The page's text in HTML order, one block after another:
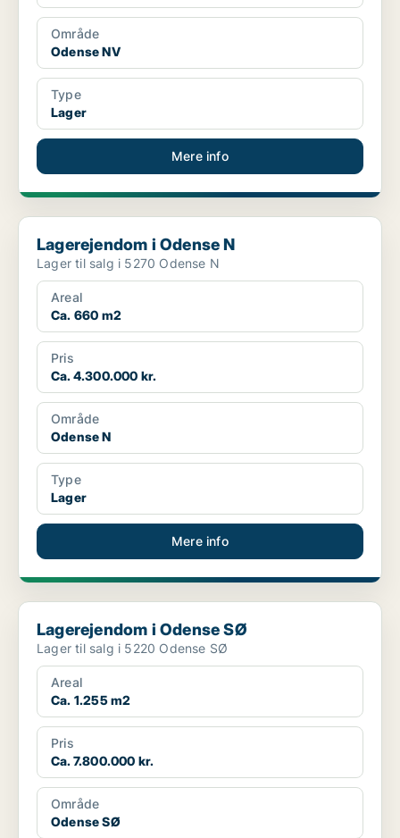
Område
Odense NV
Type
Lager
Mere info
Lagerejendom i Odense N
Lagerejendom i Odense N
Lager til salg i 5270 Odense N
Areal
Ca. 660 m2
Pris
Ca. 4.300.000 kr.
Område
Odense N
Type
Lager
Mere info
Lagerejendom i Odense SØ
Lagerejendom i Odense SØ
Lager til salg i 5220 Odense SØ
Areal
Ca. 1.255 m2
Pris
Ca. 7.800.000 kr.
Område
Odense SØ